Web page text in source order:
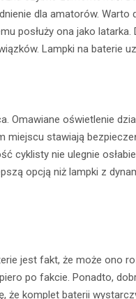
dla amatorów. Warto
posłuży ona jako
Lampki na baterie
Omawiane oświetlenie
miejscu stawiają
cyklisty nie ulegnie
opcją niż lampki z
jest fakt, że może ono
po fakcie. Ponadto,
że komplet baterii